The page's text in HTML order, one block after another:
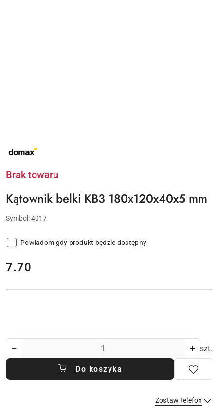
NAZWA
PRODUCENTA:
Brak towaru
Kątownik belki KB3 180x120x40x5 mm
Symbol:4017
Powiadom gdy produkt będzie dostępny
cena:
7.70
szt.
Do koszyka
Zostaw telefon